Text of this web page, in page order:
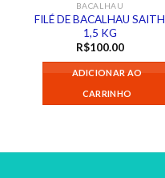
BACALHAU
FILÉ DE BACALHAU SAITH
1,5 KG
R$100.00
ADICIONAR AO
CARRINHO